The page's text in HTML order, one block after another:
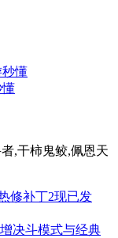
懂
,干柿鬼鲛,佩恩天
修补丁2现已发
决斗模式与经典